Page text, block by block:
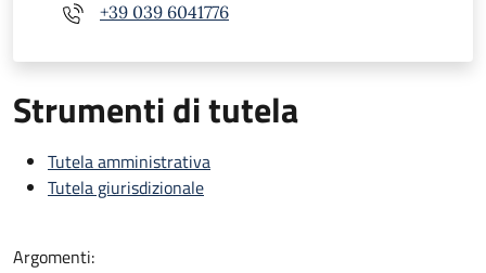
+39 039 6041776
Strumenti di tutela
Tutela amministrativa
Tutela giurisdizionale
Argomenti: